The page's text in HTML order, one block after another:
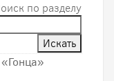
по разделу